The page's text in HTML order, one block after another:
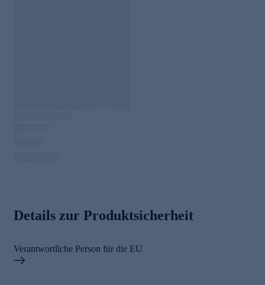
Details zur Produktsicherheit
Verantwortliche Person für die EU